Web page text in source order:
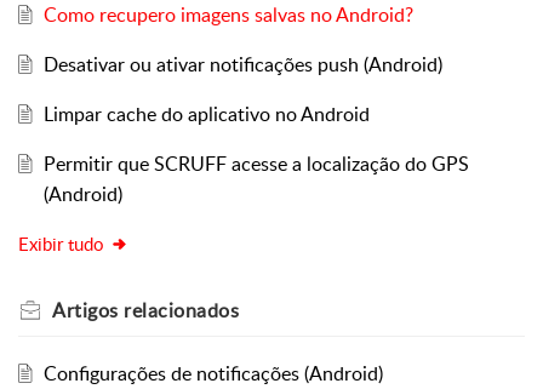
Como recupero imagens salvas no Android?
Desativar ou ativar notificações push (Android)
Limpar cache do aplicativo no Android
Permitir que SCRUFF acesse a localização do GPS
(Android)
Exibir tudo
Artigos relacionados
Configurações de notificações (Android)